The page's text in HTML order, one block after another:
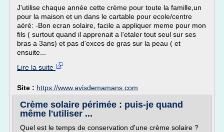
J'utilise chaque année cette crème pour toute la famille,un
pour la maison et un dans le cartable pour ecole/centre
aéré: -Bon ecran solaire, facile a appliquer meme pour mon
fils ( surtout quand il apprenait a l'etaler tout seul sur ses
bras a 3ans) et pas d'exces de gras sur la peau ( et
ensuite...
Lire la suite
Site : https://www.avisdemamans.com
Crème solaire périmée : puis-je quand
même l'utiliser ...
Quel est le temps de conservation d'une crème solaire ?